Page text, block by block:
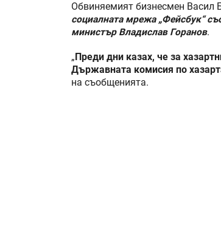
Обвиняемият бизнесмен Васил
социалната мрежа „Фейсбук“
министър Владислав Горанов.
„ Преди дни казах, че за
Държавната комисия по
на съобщенията.